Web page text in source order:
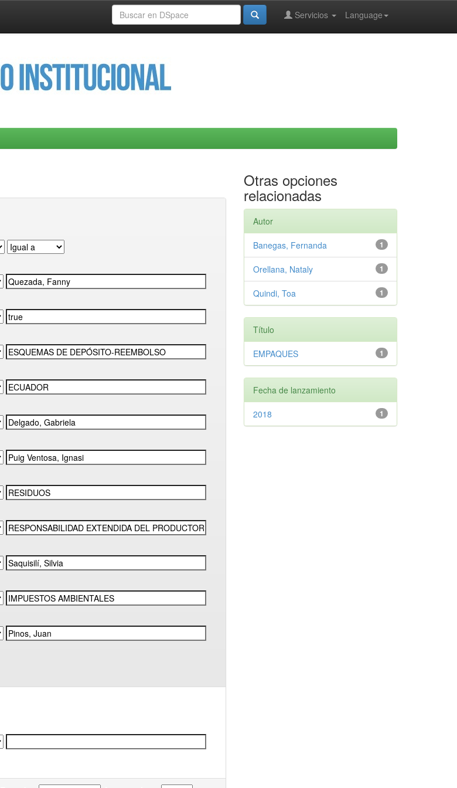
Language
Servicios
Otras opciones
relacionadas
Autor
1
Banegas, Fernanda
1
Orellana, Nataly
1
Quindi, Toa
Título
1
EMPAQUES
Fecha de lanzamiento
1
2018